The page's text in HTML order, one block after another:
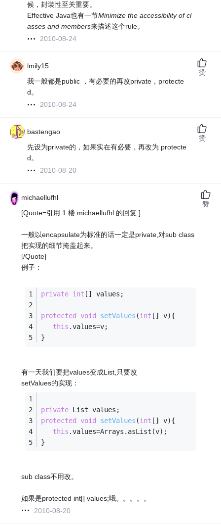
候，封装性至关重要。
Effective Java也有一节Minimize the accessibility of cl
asses and members来描述这个rule。
2010-08-24
lmily15
我一般都是public ，有必要的再改private，protecte
d。
2010-08-24
赞
bastengao
先设为private的，如果实在有必要，再改为 protecte
d。
2010-08-20
赞
michaellufhl
[Quote=引用 1 楼 michaellufhl 的回复:]
一般以encapsulate为标准的话一定是private,对sub class
把实现的细节掩盖起来。
[/Quote]
例子：
private int [] values;
protected void setValues (int [] v){
this .values=v;
}
有一天我们要把values变成List,只要改
setValues的实现：
private List values;
protected
void setValues (int [] v){
this .values=Arrays.asList(v);
}
sub class不用改。
如果是protected int[] values;哦。。。。。
2010-08-20
赞